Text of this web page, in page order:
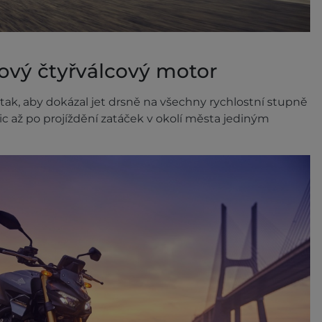
čtyřválcový motor
aby dokázal jet drsně na všechny rychlostní stupně
až po projíždění zatáček v okolí města jediným